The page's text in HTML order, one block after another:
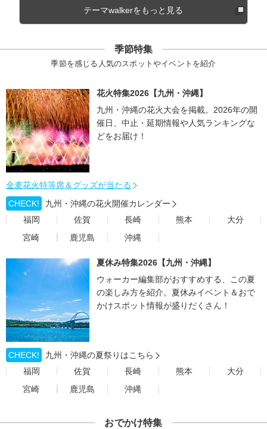
テーマwalkerをもっと見る
季節特集
季節を感じる人気のスポットやイベントを紹介
花火特集2026【九州・沖縄】
九州・沖縄の花火大会を掲載。2026年の開
催日、中止・延期情報や人気ランキングな
どをお届け！
金麦花火特等席＆グッズが当たる
CHECK!
九州・沖縄の花火開催カレンダー
福岡
佐賀 長崎 熊本
大分
宮崎
鹿児島 沖縄
夏休み特集2026【九州・沖縄】
ウォーカー編集部がおすすめする、この夏
の楽しみ方を紹介。夏休みイベント＆おで
かけスポット情報が盛りだくさん！
CHECK!
九州・沖縄の夏祭りはこちら
福岡
佐賀 長崎 熊本
大分
宮崎
鹿児島 沖縄
おでかけ特集